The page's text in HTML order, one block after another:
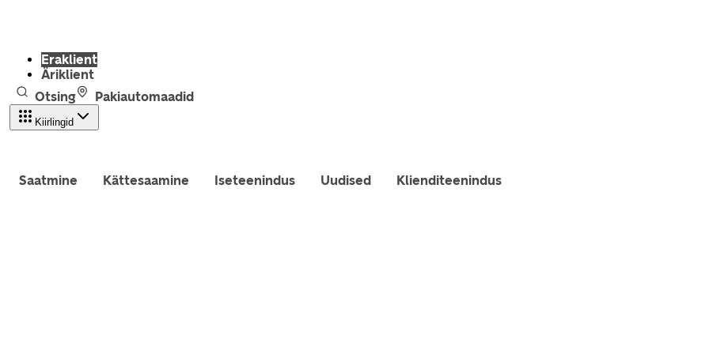
Eraklient
Äriklient
Otsing
Pakiautomaadid
Kiirlingid
Saatmine Kättesaamine Iseteenindus Uudised Klienditeenindus